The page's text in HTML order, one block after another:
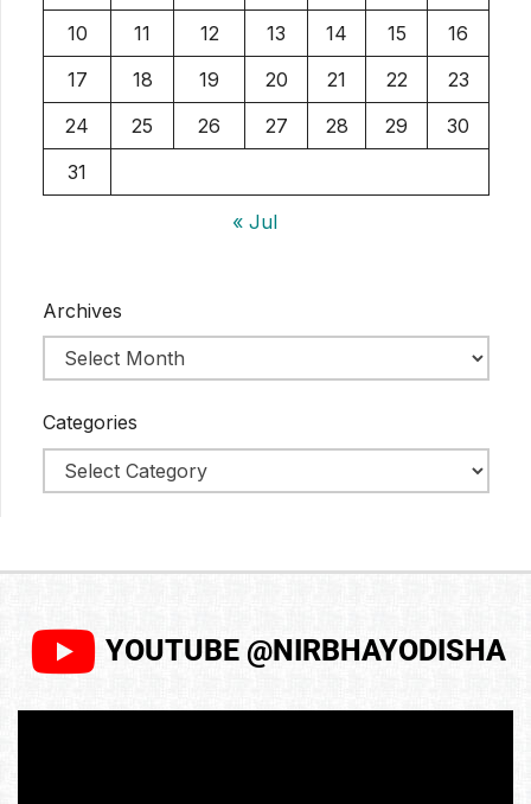
10
11 12 13 14 15
16
17
18 19 20 21 22
23
24
25 26 27 28 29
30
31
« Jul
Archives
Categories
YOUTUBE @NIRBHAYODISHA